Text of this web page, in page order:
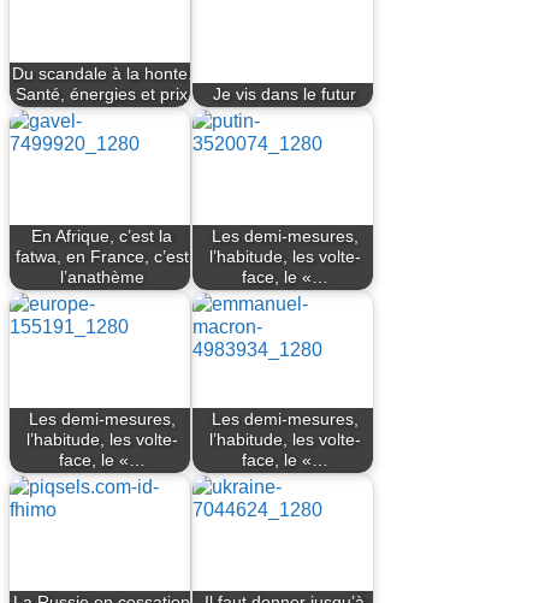
Du scandale à la honte.
Santé, énergies et prix
Je vis dans le futur
En Afrique, c’est la
fatwa, en France, c’est
l’anathème
Les demi-mesures,
l’habitude, les volte-
face, le «…
Les demi-mesures,
l’habitude, les volte-
face, le «…
Les demi-mesures,
l’habitude, les volte-
face, le «…